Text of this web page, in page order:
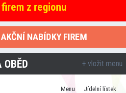
firem z regionu
AKČNÍ NABÍDKY FIREM
+ vložit menu
Menu
Jídelní lístek